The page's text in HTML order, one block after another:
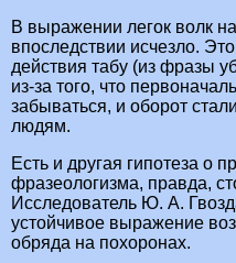
В выражении легок волк
впоследствии исчезло.
действия табу (из фразы
из-за того, что
забываться, и оборот
людям.
Есть и другая гипотеза о
фразеологизма, правда,
Исследователь Ю. А.
устойчивое выражение
обряда на похоронах.